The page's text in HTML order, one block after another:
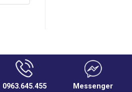
0963.645.455 Messenger